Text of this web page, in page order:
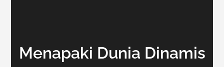
Menapaki Dunia Dinamis